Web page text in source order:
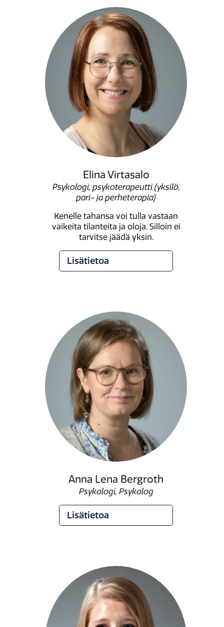
Elina Virtasalo
Psykologi, psykoterapeutti (yksilö,
pari- ja perheterapia)
Kenelle tahansa voi tulla vastaan
vaikeita tilanteita ja oloja. Silloin ei
tarvitse jäädä yksin.
Lisätietoa
Anna Lena Bergroth
Psykologi, Psykolog
Lisätietoa